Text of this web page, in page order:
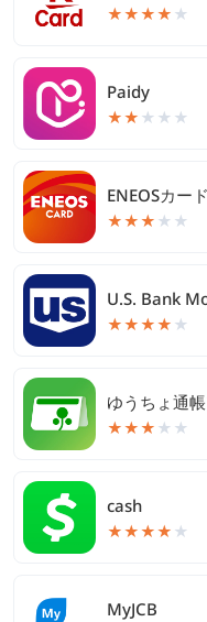
★★★★ ★
Paidy
★★ ★ ★ ★
ENEOSカー
★★★ ★ ★
U.S. Bank
★★★★ ★
ゆうちょ通
★★★ ★ ★
cash
★★★★ ★
MyJCB